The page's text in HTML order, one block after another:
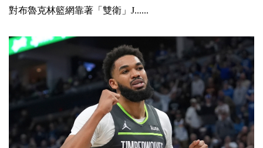
對布魯克林籃網靠著「雙衛」J......